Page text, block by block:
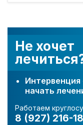
Не хочет
Интервенция
начать
Работаем
8 (927) 216-